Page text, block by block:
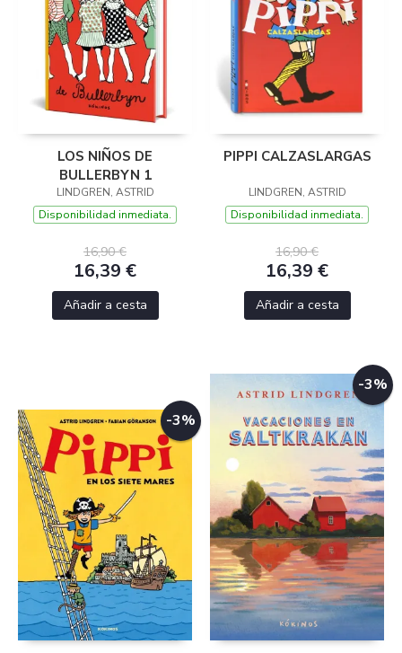
LOS NIÑOS DE
BULLERBYN 1
LINDGREN, ASTRID
Disponibilidad inmediata.
16,90 €
16,39 €
Añadir a cesta
PIPPI CALZASLARGAS
LINDGREN, ASTRID
Disponibilidad inmediata.
16,90 €
16,39 €
Añadir a cesta
-3%
-3%